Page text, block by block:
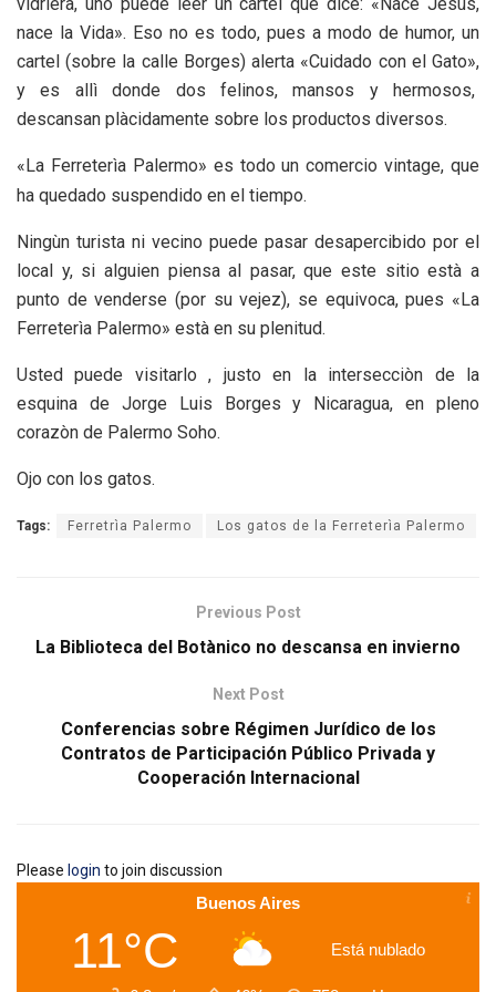
vidriera, uno puede leer un cartel que dice: «Nace Jesùs,
nace la Vida». Eso no es todo, pues a modo de humor, un
cartel (sobre la calle Borges) alerta «Cuidado con el Gato»,
y es allì donde dos felinos, mansos y hermosos,
descansan plàcidamente sobre los productos diversos.
«La Ferreterìa Palermo» es todo un comercio vintage, que
ha quedado suspendido en el tiempo.
Ningùn turista ni vecino puede pasar desapercibido por el
local y, si alguien piensa al pasar, que este sitio està a
punto de venderse (por su vejez), se equivoca, pues «La
Ferreterìa Palermo» està en su plenitud.
Usted puede visitarlo , justo en la intersecciòn de la
esquina de Jorge Luis Borges y Nicaragua, en pleno
corazòn de Palermo Soho.
Ojo con los gatos.
Tags: Ferretrìa Palermo Los gatos de la Ferreterìa Palermo
Previous Post
La Biblioteca del Botànico no descansa en invierno
Next Post
Conferencias sobre Régimen Jurídico de los
Contratos de Participación Público Privada y
Cooperación Internacional
Please login to join discussion
Buenos Aires
11°C Está nublado